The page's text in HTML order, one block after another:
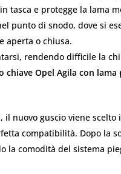
tasca e protegge la lama
punto di snodo, dove si
aperta o chiusa.
rendendo difficile la
chiave Opel Agila con lama
, il nuovo guscio viene
compatibilità. Dopo la
la comodità del sistema